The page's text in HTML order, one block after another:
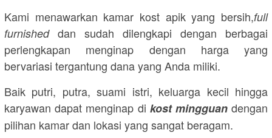
Kami menawarkan kamar kost apik yang bersih,full
furnished dan sudah dilengkapi dengan berbagai
perlengkapan menginap dengan harga yang
bervariasi tergantung dana yang Anda miliki.
Baik putri, putra, suami istri, keluarga kecil hingga
karyawan dapat menginap di kost mingguandengan
pilihan kamar dan lokasi yang sangat beragam.